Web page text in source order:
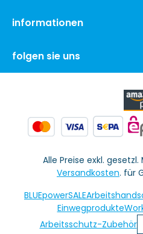
informationen
folgen sie uns
Alle Preise exkl.
Versandkosten. für
BLUEpowerSALE
Einwegprodukte
Arbeitsschutz-Zubehör